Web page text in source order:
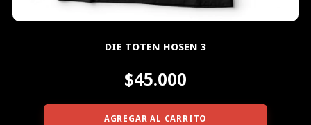
DIE TOTEN HOSEN 3
$45.000
AGREGAR AL CARRITO